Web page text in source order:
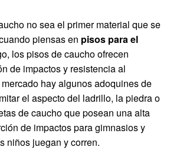
no sea el primer material que se
piensas en pisos para el
los pisos de caucho ofrecen
de impactos y resistencia al
hay algunos adoquines de
el aspecto del ladrillo, la piedra o
de caucho que posean una alta
de impactos para gimnasios y
niños juegan y corren.